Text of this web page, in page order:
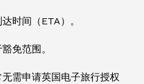
时间（ETA）。
免范围。
需申请英国电子旅行授权